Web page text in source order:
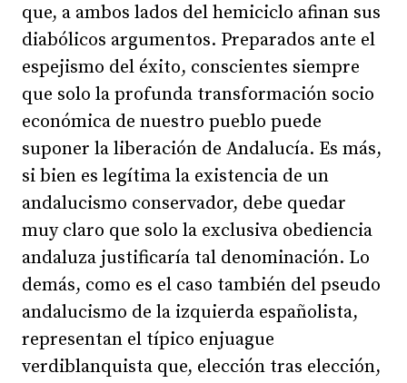
que, a ambos lados del hemiciclo afinan sus
diabólicos argumentos. Preparados ante el
espejismo del éxito, conscientes siempre
que solo la profunda transformación socio
económica de nuestro pueblo puede
suponer la liberación de Andalucía. Es más,
si bien es legítima la existencia de un
andalucismo conservador, debe quedar
muy claro que solo la exclusiva obediencia
andaluza justificaría tal denominación. Lo
demás, como es el caso también del pseudo
andalucismo de la izquierda españolista,
representan el típico enjuague
verdiblanquista que, elección tras elección,